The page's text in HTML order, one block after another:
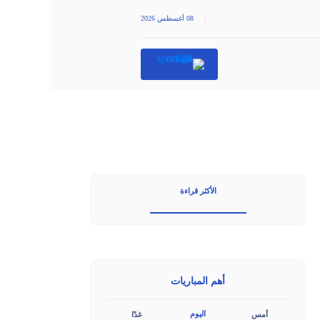
08 أغسطس 2026
الأكثر قراءة
أهم المباريات
أمس اليوم غدًا